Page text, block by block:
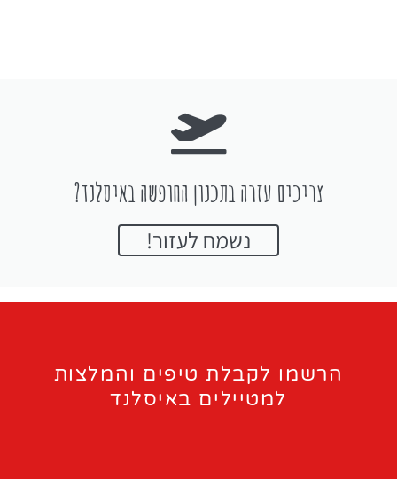
צריכים עזרה בתכנון החופשה באיסלנד?
נשמח לעזור!
הרשמו לקבלת טיפים והמלצות
למטיילים באיסלנד